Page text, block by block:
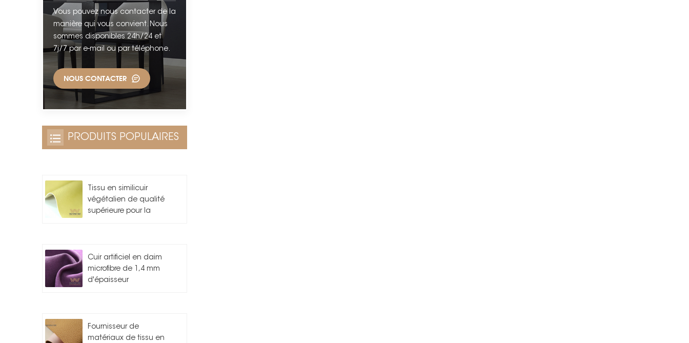
Vous pouvez nous contacter de la
manière qui vous convient. Nous
sommes disponibles 24h/24 et
7j/7 par e-mail ou par téléphone.
NOUS CONTACTER
PRODUITS POPULAIRES
Tissu en similicuir
végétalien de qualité
supérieure pour la
Cuir artificiel en daim
microfibre de 1,4 mm
d'épaisseur
Fournisseur de
matériaux de tissu en